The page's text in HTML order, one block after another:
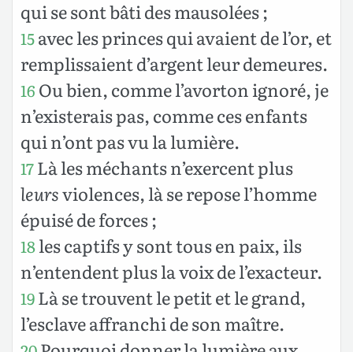
qui se sont bâti des mausolées ;
15avec les princes qui avaient de l’or, et
remplissaient d’argent leur demeures.
16 Ou bien, comme l’avorton ignoré, je
n’existerais pas, comme ces enfants
qui n’ont pas vu la lumière.
17Là les méchants n’exercent plus
leursviolences, là se repose l’homme
épuisé de forces ;
18les captifs y sont tous en paix, ils
n’entendent plus la voix de l’exacteur.
19Là se trouvent le petit et le grand,
l’esclave affranchi de son maître.